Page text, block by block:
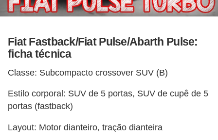
Fiat Fastback/Fiat Pulse/Abarth Pulse:
ficha técnica
Classe: Subcompacto crossover SUV (B)
Estilo corporal: SUV de 5 portas, SUV de cupê de 5
portas (fastback)
Layout: Motor dianteiro, tração dianteira